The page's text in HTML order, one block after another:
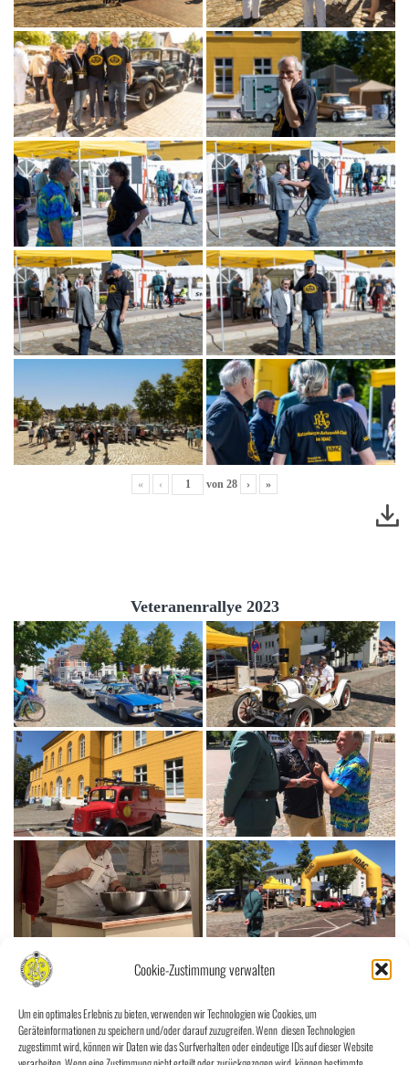
Cookie-Zustimmung verwalten
Um ein optimales Erlebnis zu bieten, verwenden wir Technologien wie Cookies, um
Geräteinformationen zu speichern und/oder darauf zuzugreifen. Wenn diesen Technologien
zugestimmt wird, können wir Daten wie das Surfverhalten oder eindeutige IDs auf dieser Website
« ‹ von 28 › »
Veteranenrallye 2023